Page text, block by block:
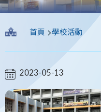
航
連
結
首頁 學校活動
2023-05-13